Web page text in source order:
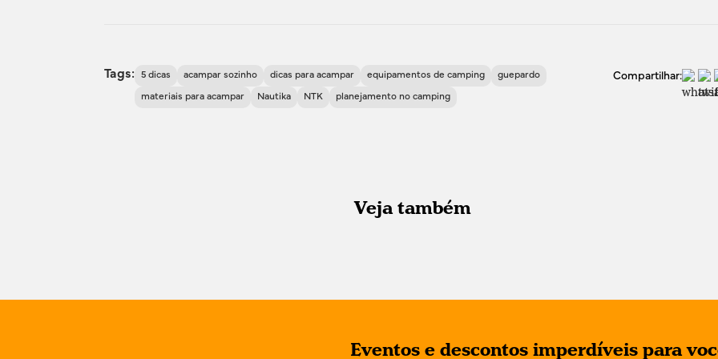
Tags: 5 dicas acampar sozinho dicas para acampar equipamentos de camping guepardo
materiais para acampar Nautika NTK planejamento no camping
Compartilhar:
Veja também
Eventos e descontos imperdíveis para